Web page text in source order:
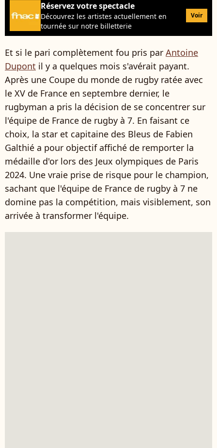
Réservez votre spectacle
Découvrez les artistes actuellement en
tournée sur notre billetterie
Voir
Et si le pari complètement fou pris par Antoine
Dupont il y a quelques mois s'avérait payant.
Après une Coupe du monde de rugby ratée avec
le XV de France en septembre dernier, le
rugbyman a pris la décision de se concentrer sur
l'équipe de France de rugby à 7. En faisant ce
choix, la star et capitaine des Bleus de Fabien
Galthié a pour objectif affiché de remporter la
médaille d'or lors des Jeux olympiques de Paris
2024. Une vraie prise de risque pour le champion,
sachant que l'équipe de France de rugby à 7 ne
domine pas la compétition, mais visiblement, son
arrivée à transformer l'équipe.